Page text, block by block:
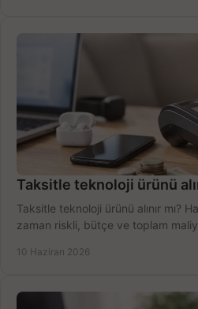
Taksitle teknoloji ürünü
Taksitle teknoloji ürünü alınır mı?
zaman riskli, bütçe ve toplam
10 Haziran 2026